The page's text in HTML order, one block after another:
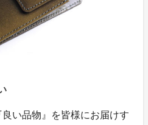
い品物』を皆様にお届けす